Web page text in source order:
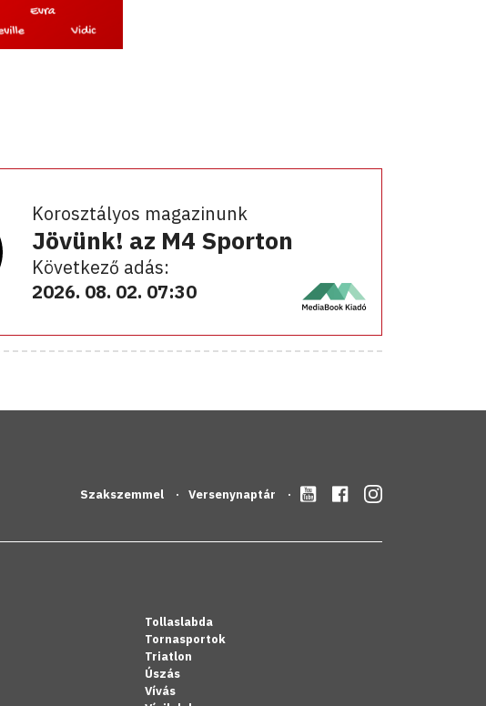
Korosztályos magazinunk
Jövünk! az M4 Sporton
Következő adás:
2026. 08. 02. 07:30
Szakszemmel Versenynaptár
Tollaslabda
Tornasportok
Triatlon
Úszás
Vívás